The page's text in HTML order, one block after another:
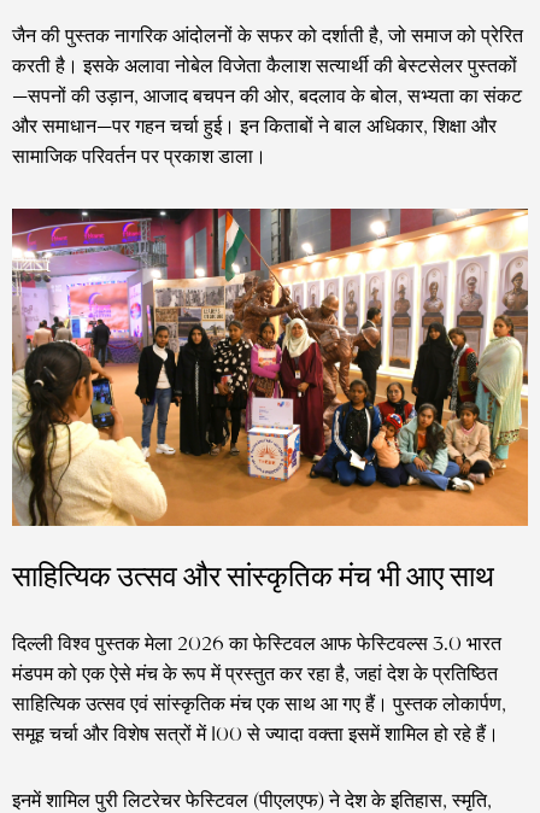
जैन की पुस्तक नागरिक आंदोलनों के सफर को दर्शाती है, जो समाज को प्रेरित
करती है। इसके अलावा नोबेल विजेता कैलाश सत्यार्थी की बेस्टसेलर पुस्तकों
—सपनों की उड़ान, आजाद बचपन की ओर, बदलाव के बोल, सभ्यता का संकट
और समाधान—पर गहन चर्चा हुई। इन किताबों ने बाल अधिकार, शिक्षा और
सामाजिक परिवर्तन पर प्रकाश डाला।
साहित्यिक उत्सव और सांस्कृतिक मंच भी आए साथ
दिल्ली विश्व पुस्तक मेला 2026 का फेस्टिवल आफ फेस्टिवल्स 3.0 भारत
मंडपम को एक ऐसे मंच के रूप में प्रस्तुत कर रहा है, जहां देश के प्रतिष्ठित
साहित्यिक उत्सव एवं सांस्कृतिक मंच एक साथ आ गए हैं। पुस्तक लोकार्पण,
समूह चर्चा और विशेष सत्रों में 100 से ज्यादा वक्ता इसमें शामिल हो रहे हैं।
इनमें शामिल पुरी लिटरेचर फेस्टिवल (पीएलएफ) ने देश के इतिहास, स्मृति,